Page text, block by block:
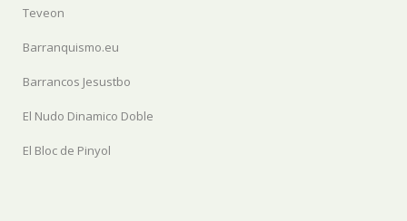
Teveon
Barranquismo.eu
Barrancos Jesustbo
El Nudo Dinamico Doble
El Bloc de Pinyol